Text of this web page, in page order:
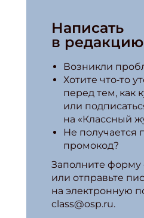
Написать
в редакцию
Возникли
Хотите что‑то
перед тем, как
или
на «Классный
Не получается
промокод?
Заполните форму
или отправьте
на электронную
class@osp.ru.